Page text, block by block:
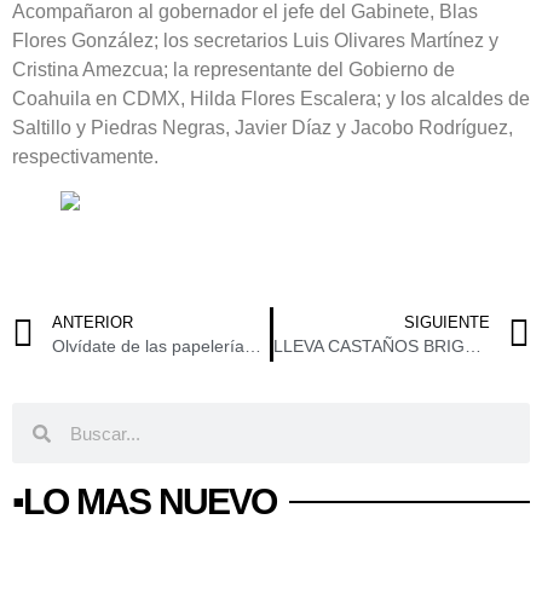
Acompañaron al gobernador el jefe del Gabinete, Blas
Flores González; los secretarios Luis Olivares Martínez y
Cristina Amezcua; la representante del Gobierno de
Coahuila en CDMX, Hilda Flores Escalera; y los alcaldes de
Saltillo y Piedras Negras, Javier Díaz y Jacobo Rodríguez,
respectivamente.
ANTERIOR SIGUIENTE
▪️LO MAS NUEVO